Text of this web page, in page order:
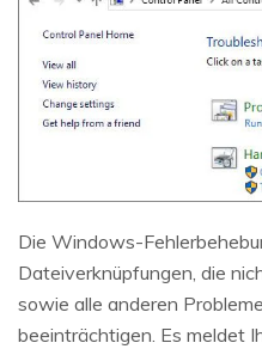
Die Windows-
Dateiverknüpfungen, die
sowie alle anderen
beeinträchtigen. Es meldet